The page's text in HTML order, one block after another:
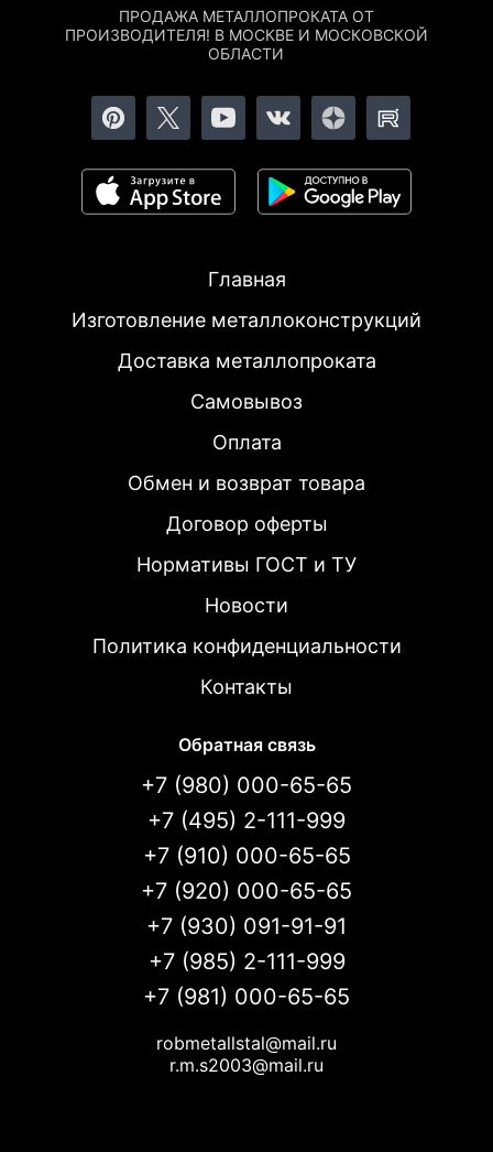
ПРОДАЖА МЕТАЛЛОПРОКАТА ОТ
ПРОИЗВОДИТЕЛЯ! В МОСКВЕ И МОСКОВСКОЙ
ОБЛАСТИ
Главная
Изготовление металлоконструкций
Доставка металлопроката
Самовывоз
Оплата
Обмен и возврат товара
Договор оферты
Нормативы ГОСТ и ТУ
Новости
Политика конфиденциальности
Контакты
Обратная связь
+7 (980) 000-65-65
+7 (495) 2-111-999
+7 (910) 000-65-65
+7 (920) 000-65-65
+7 (930) 091-91-91
+7 (985) 2-111-999
+7 (981) 000-65-65
robmetallstal@mail.ru
r.m.s2003@mail.ru